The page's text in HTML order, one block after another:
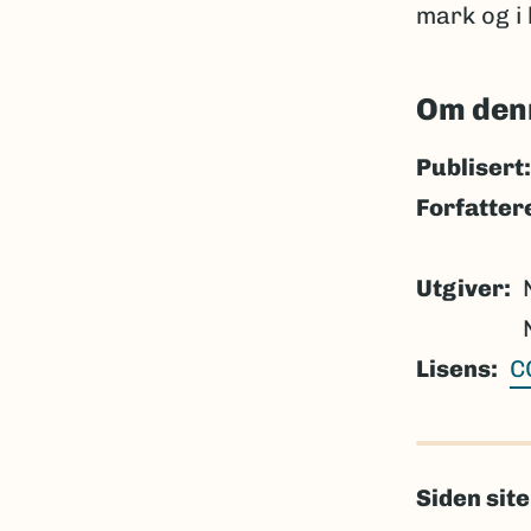
mark og i
Om
Publisert:
Utgiver
Lisens
Siden